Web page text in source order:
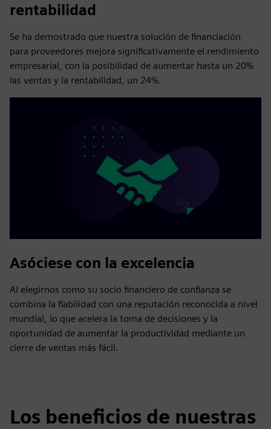
rentabilidad
Se ha demostrado que nuestra solución de financiación
para proveedores mejora significativamente el rendimiento
empresarial, con la posibilidad de aumentar hasta un 20%
las ventas y la rentabilidad, un 24%.
Asóciese con la excelencia
Al elegirnos como su socio financiero de confianza se
combina la fiabilidad con una reputación reconocida a nivel
mundial, lo que acelera la toma de decisiones y la
oportunidad de aumentar la productividad mediante un
cierre de ventas más fácil.
Los beneficios de nuestras